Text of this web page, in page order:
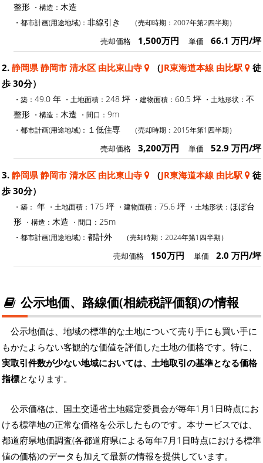
整形 ・構造： 木造
・都市計画(用途地域)： 非線引き （売却時期：2007年第2四半期）
売却価格 1,500万円 単価 66.1 万円/坪
2. 静岡県 静岡市 清水区 由比東山寺 （JR東海道本線 由比駅
徒
歩 30分）
・築： 49.0 年 ・土地面積： 248 坪 ・建物面積： 60.5 坪 ・土地形状： 不
整形 ・構造： 木造 ・間口： 9m
・都市計画(用途地域)： １低住専 （売却時期：2015年第1四半期）
売却価格 3,200万円 単価 52.9 万円/坪
3. 静岡県 静岡市 清水区 由比東山寺 （JR東海道本線 由比駅
徒
歩 30分）
・築： 年 ・土地面積： 175 坪 ・建物面積： 75.6 坪 ・土地形状： ほぼ台
形 ・構造： 木造 ・間口： 25m
・都市計画(用途地域)： 都計外 （売却時期：2024年第1四半期）
売却価格 150万円 単価 2.0 万円/坪
公示地価、路線価(相続税評価額)の情報
公示地価は、地域の標準的な土地について売り手にも買い手に
もかたよらない客観的な価値を評価した土地の価格です。特に、
実取引件数が少ない地域においては、土地取引の基準となる価格
指標となります。
公示価格は、国土交通省土地鑑定委員会が毎年1月1日時点にお
ける標準地の正常な価格を公示したものです。本サービスでは、
都道府県地価調査(各都道府県による毎年7月1日時点における標準
値の価格)のデータも加えて最新の情報を提供しています。